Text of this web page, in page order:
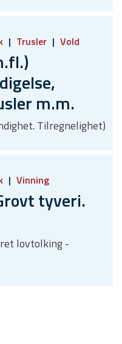
Trusler Vold
m.m.
Tilregnelighet)
Vinning
tyveri.
lovtolking -